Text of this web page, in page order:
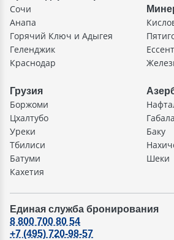
Сочи
Анапа
Горячий Ключ и Адыгея
Геленджик
Краснодар
Грузия
Боржоми
Цхалтубо
Уреки
Тбилиси
Батуми
Кахетия
Габала
Баку
Шеки
Единая служба бронирования
8 800 700 80 54
+7 (495) 720-98-57